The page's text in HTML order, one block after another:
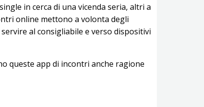
in cerca di una vicenda seria, altri a
online mettono a volonta degli
al consigliabile e verso dispositivi
queste app di incontri anche ragione